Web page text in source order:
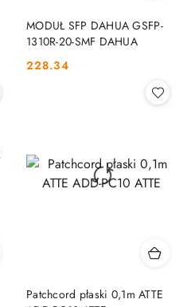
MODUŁ SFP DAHUA GSFP-
1310R-20-SMF DAHUA
Cena:
228.34
Patchcord płaski 0,1m ATTE